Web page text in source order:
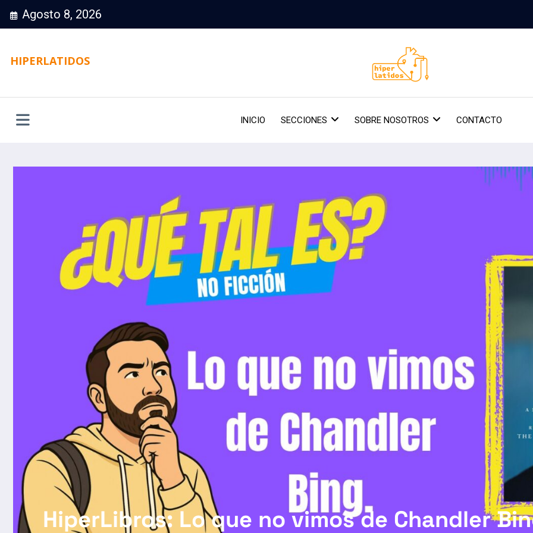
Saltar
Agosto 8, 2026
HIPERLATIDOS
INICIO SECCIONES SOBRE NOSOTROS CONTACTO
HiperLibros: Lo que no vimos de Chandler